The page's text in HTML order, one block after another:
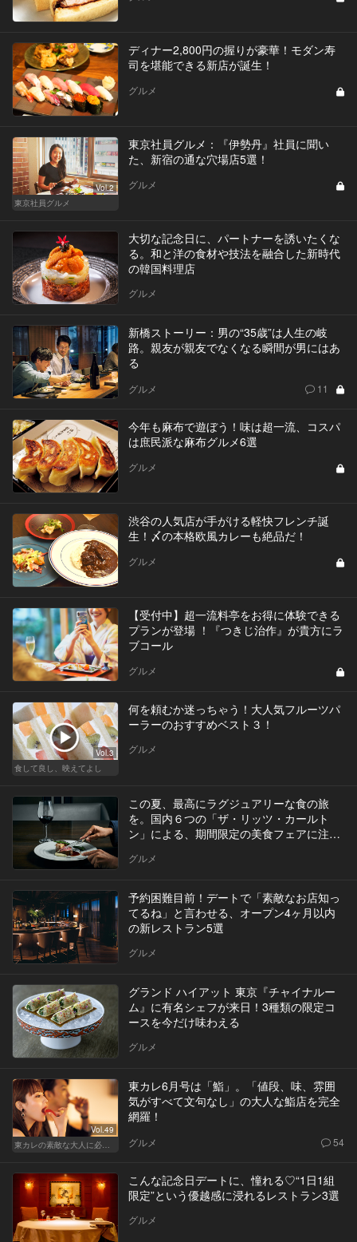
ディナー2,800円の握りが豪華！モダン寿
司を堪能できる新店が誕生！
グルメ
Vol.2
東京社員グルメ
東京社員グルメ：『伊勢丹』社員に聞い
た、新宿の通な穴場店5選！
グルメ
大切な記念日に、パートナーを誘いたくな
る。和と洋の食材や技法を融合した新時代
の韓国料理店
グルメ
新橋ストーリー：男の“35歳”は人生の岐
路。親友が親友でなくなる瞬間が男にはあ
る
グルメ 11
今年も麻布で遊ぼう！味は超一流、コスパ
は庶民派な麻布グルメ6選
グルメ
渋谷の人気店が手がける軽快フレンチ誕
生！〆の本格欧風カレーも絶品だ！
グルメ
【受付中】超一流料亭をお得に体験できる
プランが登場 ！『つきじ治作』が貴方にラ
ブコール
グルメ
Vol.3
食して良し、映えてよし
何を頼むか迷っちゃう！大人気フルーツパ
ーラーのおすすめベスト３！
グルメ
この夏、最高にラグジュアリーな食の旅
を。国内６つの「ザ・リッツ・カールト
ン」による、期間限定の美食フェアに注
グルメ
予約困難目前！デートで「素敵なお店知っ
てるね」と言わせる、オープン4ヶ月以内
の新レストラン5選
グルメ
グランド ハイアット 東京『チャイナルー
ム』に有名シェフが来日！3種類の限定コ
ースを今だけ味わえる
グルメ
Vol.49
東カレ6月号は「鮨」。「値段、味、雰囲
気がすべて文句なし」の大人な鮨店を完全
網羅！
グルメ 54
こんな記念日デートに、憧れる♡“1日1組
限定”という優越感に浸れるレストラン3選
グルメ